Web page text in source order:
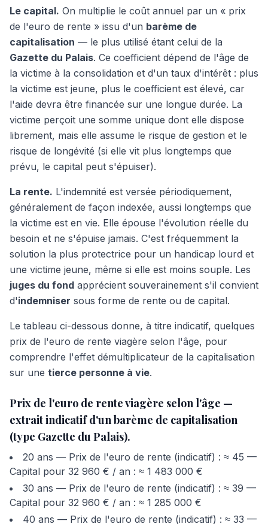
Le capital. On multiplie le coût annuel par un « prix
de l'euro de rente » issu d'un barème de
capitalisation — le plus utilisé étant celui de la
Gazette du Palais. Ce coefficient dépend de l'âge de
la victime à la consolidation et d'un taux d'intérêt : plus
la victime est jeune, plus le coefficient est élevé, car
l'aide devra être financée sur une longue durée. La
victime perçoit une somme unique dont elle dispose
librement, mais elle assume le risque de gestion et le
risque de longévité (si elle vit plus longtemps que
prévu, le capital peut s'épuiser).
La rente. L'indemnité est versée périodiquement,
généralement de façon indexée, aussi longtemps que
la victime est en vie. Elle épouse l'évolution réelle du
besoin et ne s'épuise jamais. C'est fréquemment la
solution la plus protectrice pour un handicap lourd et
une victime jeune, même si elle est moins souple. Les
juges du fond apprécient souverainement s'il convient
d'indemniser sous forme de rente ou de capital.
Le tableau ci-dessous donne, à titre indicatif, quelques
prix de l'euro de rente viagère selon l'âge, pour
comprendre l'effet démultiplicateur de la capitalisation
sur une tierce personne à vie.
Prix de l'euro de rente viagère selon l'âge —
extrait indicatif d'un barème de capitalisation
(type Gazette du Palais).
20 ans — Prix de l'euro de rente (indicatif) : ≈ 45 —
Capital pour 32 960 € / an : ≈ 1 483 000 €
30 ans — Prix de l'euro de rente (indicatif) : ≈ 39 —
Capital pour 32 960 € / an : ≈ 1 285 000 €
40 ans — Prix de l'euro de rente (indicatif) : ≈ 33 —